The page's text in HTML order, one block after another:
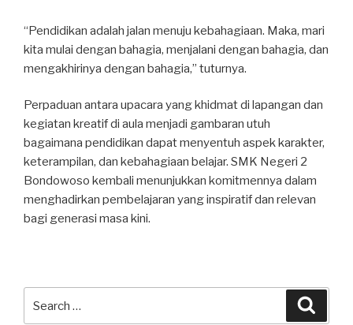
“Pendidikan adalah jalan menuju kebahagiaan. Maka, mari
kita mulai dengan bahagia, menjalani dengan bahagia, dan
mengakhirinya dengan bahagia,” tuturnya.
Perpaduan antara upacara yang khidmat di lapangan dan
kegiatan kreatif di aula menjadi gambaran utuh
bagaimana pendidikan dapat menyentuh aspek karakter,
keterampilan, dan kebahagiaan belajar. SMK Negeri 2
Bondowoso kembali menunjukkan komitmennya dalam
menghadirkan pembelajaran yang inspiratif dan relevan
bagi generasi masa kini.